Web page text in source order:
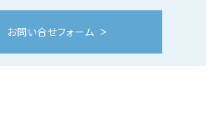
お問い合せフォーム